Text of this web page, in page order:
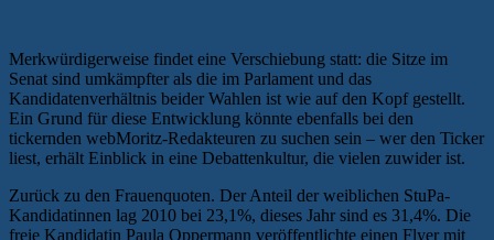
Merkwürdigerweise findet eine Verschiebung statt: die Sitze im
Senat sind umkämpfter als die im Parlament und das
Kandidatenverhältnis beider Wahlen ist wie auf den Kopf gestellt.
Ein Grund für diese Entwicklung könnte ebenfalls bei den
tickernden webMoritz-Redakteuren zu suchen sein – wer den Ticker
liest, erhält Einblick in eine Debattenkultur, die vielen zuwider ist.
Zurück zu den Frauenquoten. Der Anteil der weiblichen StuPa-
Kandidatinnen lag 2010 bei 23,1%, dieses Jahr sind es 31,4%. Die
freie Kandidatin Paula Oppermann veröffentlichte einen Flyer mit